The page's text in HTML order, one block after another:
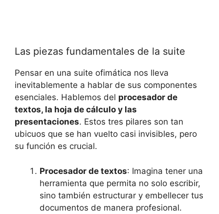
Las piezas fundamentales de la suite
Pensar en una suite ofimática nos lleva
inevitablemente a hablar de sus componentes
esenciales. Hablemos del procesador de
textos, la hoja de cálculo y las
presentaciones. Estos tres pilares son tan
ubicuos que se han vuelto casi invisibles, pero
su función es crucial.
Procesador de textos: Imagina tener una
herramienta que permita no solo escribir,
sino también estructurar y embellecer tus
documentos de manera profesional.